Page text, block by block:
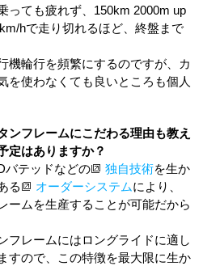
っても疲れず、 150km 2000m up
hで走り切れるほど、終盤まで
機輪行を頻繁にするのですが、カ
を使わなくても良いところも個人
ンフレームにこだわる理由も教え
定はありますか？
バテッドなどの 独自技術を生か
る
オーダーシステムにより、
ームを生産することが可能だから
フレームにはロングライドに適し
すので、この特徴を最大限に生か